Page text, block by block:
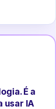
É a
usar IA